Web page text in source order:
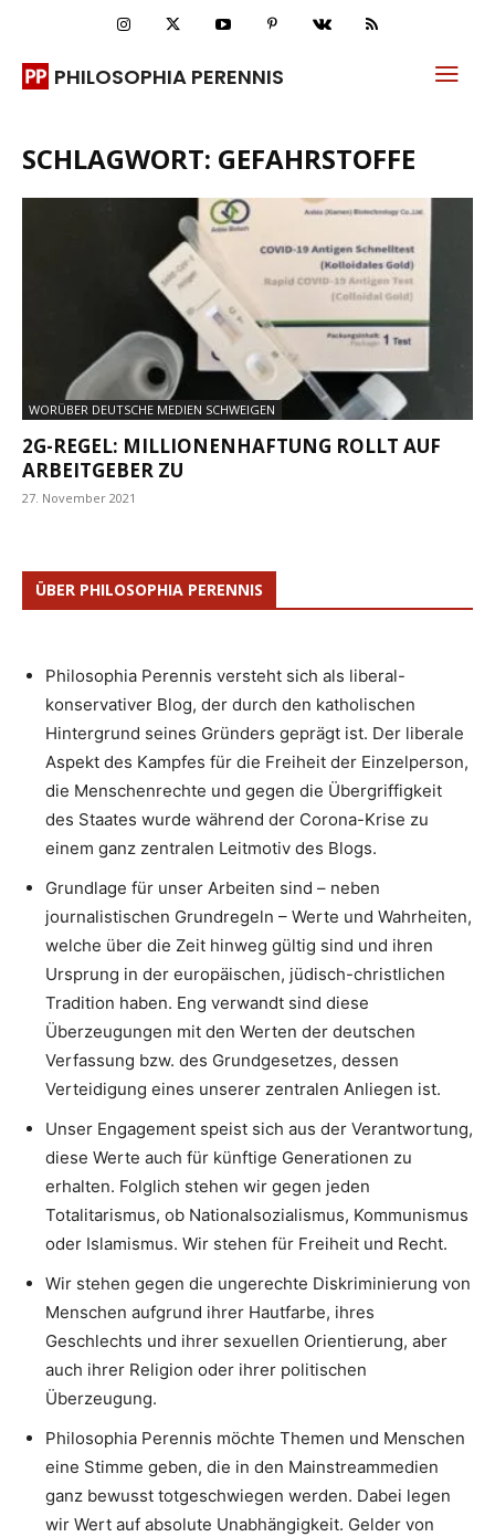
PHILOSOPHIA PERENNIS
SCHLAGWORT: GEFAHRSTOFFE
WORÜBER DEUTSCHE MEDIEN SCHWEIGEN
2G-REGEL: MILLIONENHAFTUNG ROLLT AUF
ARBEITGEBER ZU
27. November 2021
ÜBER PHILOSOPHIA PERENNIS
Philosophia Perennis versteht sich als liberal-
konservativer Blog, der durch den katholischen
Hintergrund seines Gründers geprägt ist. Der liberale
Aspekt des Kampfes für die Freiheit der Einzelperson,
die Menschenrechte und gegen die Übergriffigkeit
des Staates wurde während der Corona-Krise zu
einem ganz zentralen Leitmotiv des Blogs.
Grundlage für unser Arbeiten sind – neben
journalistischen Grundregeln – Werte und Wahrheiten,
welche über die Zeit hinweg gültig sind und ihren
Ursprung in der europäischen, jüdisch-christlichen
Tradition haben. Eng verwandt sind diese
Überzeugungen mit den Werten der deutschen
Verfassung bzw. des Grundgesetzes, dessen
Verteidigung eines unserer zentralen Anliegen ist.
Unser Engagement speist sich aus der Verantwortung,
diese Werte auch für künftige Generationen zu
erhalten. Folglich stehen wir gegen jeden
Totalitarismus, ob Nationalsozialismus, Kommunismus
oder Islamismus. Wir stehen für Freiheit und Recht.
Wir stehen gegen die ungerechte Diskriminierung von
Menschen aufgrund ihrer Hautfarbe, ihres
Geschlechts und ihrer sexuellen Orientierung, aber
auch ihrer Religion oder ihrer politischen
Überzeugung.
Philosophia Perennis möchte Themen und Menschen
eine Stimme geben, die in den Mainstreammedien
ganz bewusst totgeschwiegen werden. Dabei legen
wir Wert auf absolute Unabhängigkeit. Gelder von